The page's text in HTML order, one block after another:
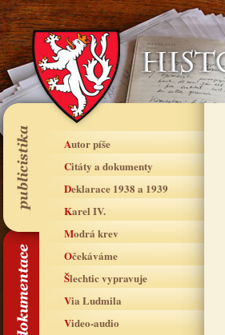
Autor píše
Citáty a dokumenty
Deklarace 1938 a 1939
Karel IV.
Modrá krev
Očekáváme
Šlechtic vypravuje
Via Ludmila
Video-audio